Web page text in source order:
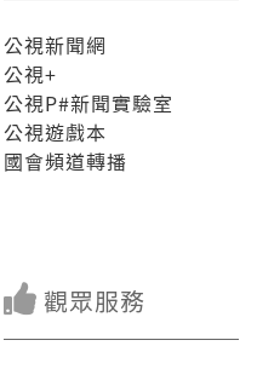
公視新聞網
公視+
公視P#新聞實驗室
公視遊戲本
國會頻道轉播
觀眾服務